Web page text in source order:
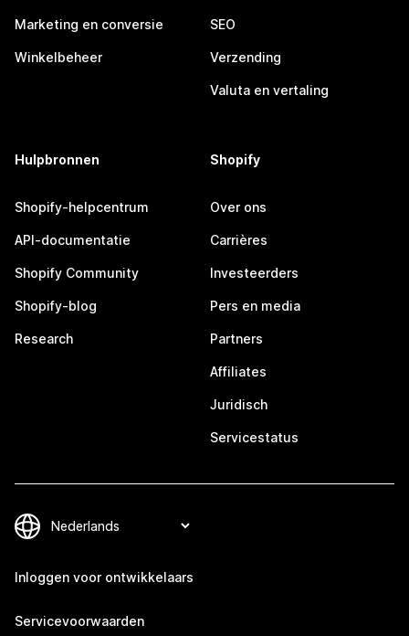
Marketing en conversie
Winkelbeheer
SEO
Verzending
Valuta en vertaling
Hulpbronnen
Shopify-helpcentrum
API-documentatie
Shopify Community
Shopify-blog
Research
Shopify
Over ons
Carrières
Investeerders
Pers en media
Partners
Affiliates
Juridisch
Servicestatus
Inloggen voor ontwikkelaars
Servicevoorwaarden